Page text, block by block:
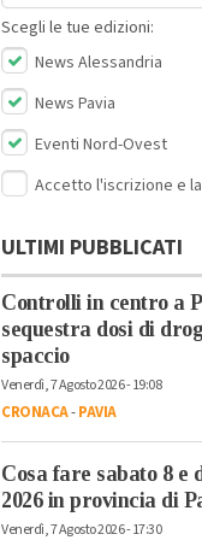
Scegli le tue edizioni:
News Alessandria
News Pavia
Eventi Nord-Ovest
Accetto l'iscrizione e la
ULTIMI PUBBLICATI
Controlli in centro a
sequestra dosi di
spaccio
Venerdì, 7 Agosto 2026 - 19:08
CRONACA-PAVIA
Cosa fare sabato 8 e
2026 in provincia di
Venerdì, 7 Agosto 2026 - 17:30